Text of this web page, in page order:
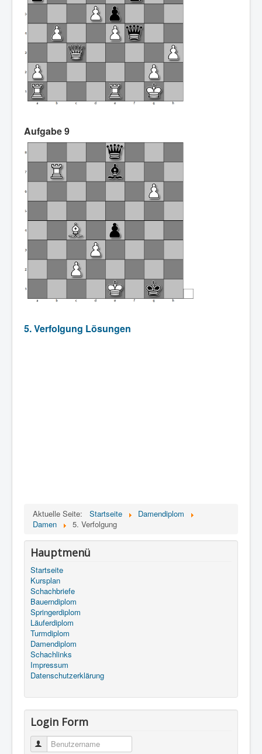
Aufgabe 9
5. Verfolgung Lösungen
Aktuelle Seite: Startseite
Damendiplom
Damen
5. Verfolgung
Hauptmenü
Startseite
Kursplan
Schachbriefe
Bauerndiplom
Springerdiplom
Läuferdiplom
Turmdiplom
Damendiplom
Schachlinks
Impressum
Datenschutzerklärung
Login Form
Benutzername